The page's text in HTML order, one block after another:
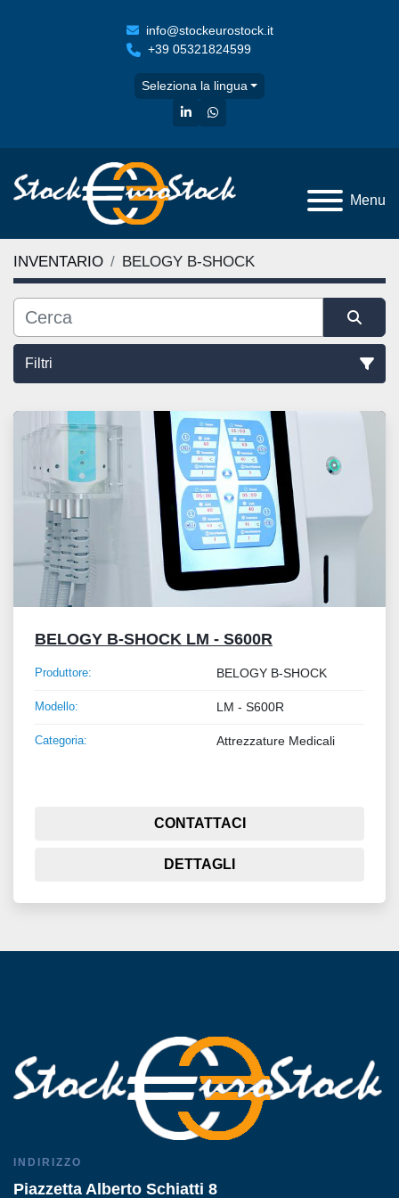
info@stockeurostock.it
+39 05321824599
Seleziona la lingua
linkedinwhatsapp
Menu
INVENTARIO BELOGY B-SHOCK
Filtri
Tutte le categorie
Ordina per
BELOGY B-SHOCK LM - S600R
Produttore: BELOGY B-SHOCK
Modello: LM - S600R
Categoria: Attrezzature Medicali
CONTATTACI
DETTAGLI
INDIRIZZO
Piazzetta Alberto Schiatti 8